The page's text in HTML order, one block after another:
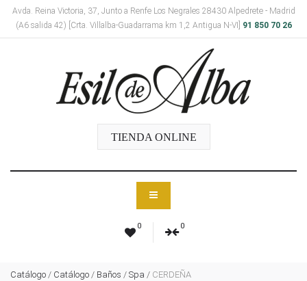
Avda. Reina Victoria, 37, Junto a Renfe Los Negrales 28430 Alpedrete - Madrid
(A6 salida 42) [Crta. Villalba-Guadarrama km 1,2 Antigua N-VI]
91 850 70 26
TIENDA ONLINE
0 0
Catálogo / Catálogo / Baños / Spa / CERDEÑA